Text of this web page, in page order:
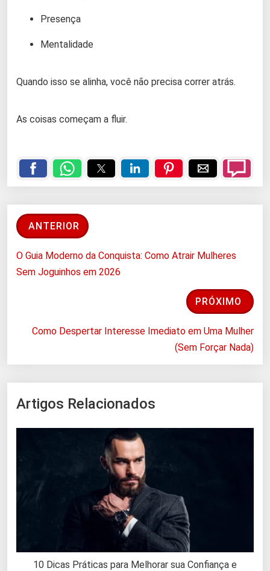
Presença
Mentalidade
Quando isso se alinha, você não precisa correr atrás.
As coisas começam a fluir.
ANTERIOR
O Guia Moderno da Conquista: Como Atrair Mulheres
Sem Joguinhos em 2026
PRÓXIMO
Como Despertar Interesse Imediato em Uma Mulher
(Sem Forçar Nada)
Artigos Relacionados
10 Dicas Práticas para Melhorar sua Confiança e